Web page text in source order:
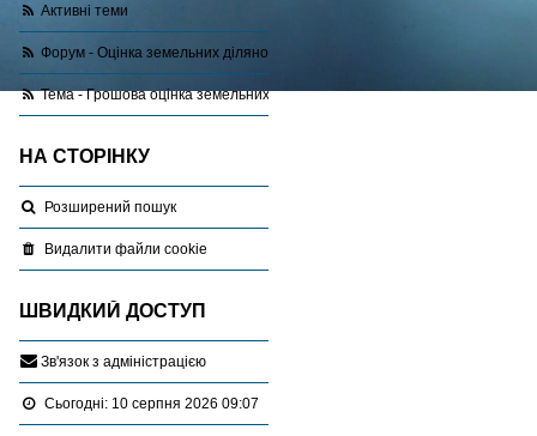
Активні теми
Форум - Оцінка земельних ділянок
Тема - Грошова оцінка земельних ділянок за межами населеного пункту
НА СТОРІНКУ
Розширений пошук
Видалити файли cookie
ШВИДКИЙ ДОСТУП
Зв'язок з адміністрацією
Сьогодні: 10 серпня 2026 09:07